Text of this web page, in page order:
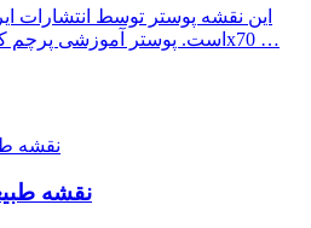
این نقشه پوستر توسط انتشارات
است. پوستر آموزشی پرچم کشورهای جهان در اندازه 100x70 …
نقشه